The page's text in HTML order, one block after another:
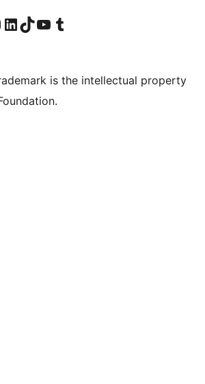
megtekintése
Instagram account
Visit our LinkedIn account
Visit our TikTok account
Visit our YouTube channel
Visit our Tumblr account
is the intellectual property